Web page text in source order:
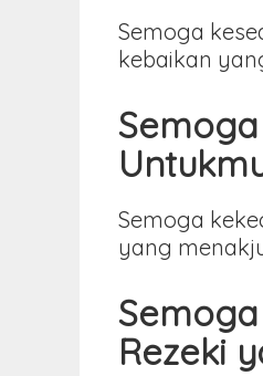
Semoga
kebaikan
Semoga
yang
Rezeki